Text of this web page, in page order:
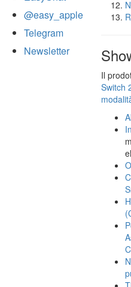
@easy_apple
Telegram
Newsletter
Il
Switch